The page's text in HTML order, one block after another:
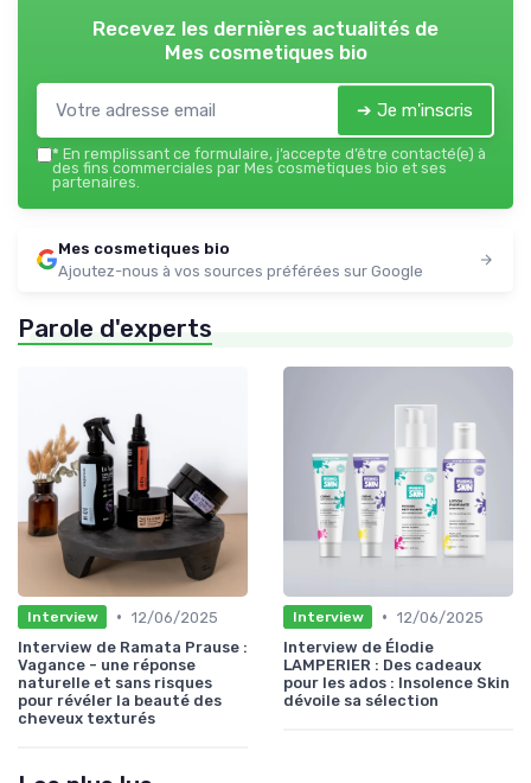
Recevez les dernières actualités de
Mes cosmetiques bio
➔ Je m'inscris
* En remplissant ce formulaire, j’accepte d’être contacté(e) à
des fins commerciales par Mes cosmetiques bio et ses
partenaires.
Mes cosmetiques bio
Ajoutez-nous à vos sources préférées sur Google
Parole d'experts
Interview • 12/06/2025
Interview de Ramata Prause :
Vagance - une réponse
naturelle et sans risques
pour révéler la beauté des
cheveux texturés
Interview • 12/06/2025
Interview de Élodie
LAMPERIER : Des cadeaux
pour les ados : Insolence Skin
dévoile sa sélection